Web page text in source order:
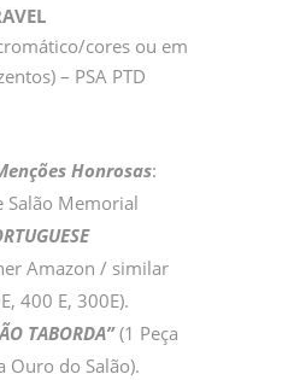
cores ou em
– PSA PTD
Honrosas:
Salão Memorial
Amazon / similar
400 E, 300E).
TABORDA”(1 Peça
Ouro do Salão).